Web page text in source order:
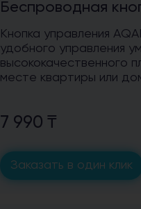
Беспроводная
Кнопка управления
удобного управления
высококачественного
месте квартиры или
7 990 ₸
Заказать в один клик